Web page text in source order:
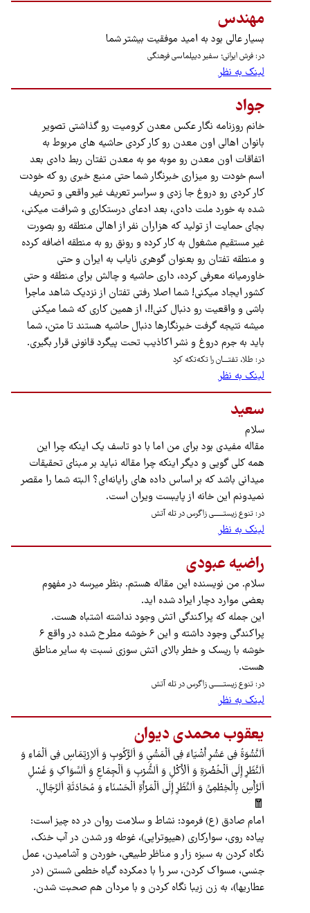
مهندس
بسیار عالی بود به امید موفقیت بیشتر شما
در: فرش ایرانی؛ سفیر دیپلماسی فرهنگی
لینک به نظر
جواد
خانم روزنامه نگار عکس معدن کرومیت رو گذاشتی تصویر
بانوان اهالی اون معدن رو کار کردی حاشیه های مربوط به
اتفاقات اون معدن رو موبه مو به معدن تفتان ربط دادی بعد
اسم خودت رو میزاری خبرنگار شما حتی منبع خبری رو که خودت
کار کردی رو دروغ جا زدی و سراسر تعریف غیر واقعی و تحریف
شده به خورد ملت دادی، بعد ادعای درستکاری و شرافت میکنی،
بجای حمایت از تولید که هزاران نفر از اهالی منطقه رو بصورت
غیر مستقیم مشغول به کار کرده و رونق رو به منطقه اضافه کرده
و منطقه تفتان رو بعنوان گوهری نایاب به ایران و حتی
خاورمیانه معرفی کرده، داری حاشیه و چالش برای منطقه و حتی
کشور ایجاد میکنی! شما اصلا رفتی تفتان از نزدیک شاهد ماجرا
باشی و واقعیت رو دنبال کنی!!، از همین کاری که شما میکنی
میشه نتیجه گرفت خبرنگارها دنبال حاشیه هستند تا متن، شما
باید به جرم دروغ و نشر اکاذیب تحت پیگرد قانونی قرار بگیری.
در: طلا، تفتــــان را تکه‌تکه کرد
لینک به نظر
سعید
سلام
مقاله مفیدی بود برای من اما با دو تاسف یک اینکه چرا این
همه کلی گویی و دیگر اینکه چرا مقاله نباید بر مبنای تحقیقات
میدانی باشد که بر اساس داده های رایانه‌ای؟ البته شما را مقصر
نمیدونم این خانه از پایبست ویران است.
در: تنوع زیستـــــــی زاگرس در تله آتش
لینک به نظر
راضیه عبودی
سلام. من نویسنده این مقاله هستم. بنظر میرسه در مفهوم
بعضی موارد دچار ایراد شده اید.
این جمله که پراکندگی اتش وجود نداشته اشتباه هست.
پراکندگی وجود داشته و این ۶ خوشه مطرح شده در واقع ۶
خوشه با ریسک و خطر بالای اتش سوزی نسبت به سایر مناطق
هست.
در: تنوع زیستـــــــی زاگرس در تله آتش
لینک به نظر
یعقوب محمدی دیوان
اَلنَّشْوَةُ فِي عَشْرِ أَشْيَاءَ فِي اَلْمَشْيِ وَ اَلرُّكُوبِ وَ اَلاِرْتِمَاسِ فِي اَلْمَاءِ وَ
اَلنَّظَرِ إِلَى اَلْخُضْرَةِ وَ اَلْأَكْلِ وَ اَلشُّرْبِ وَ اَلْجِمَاعِ وَ اَلسِّوَاكِ وَ غَسْلِ
اَلرَّأْسِ بِالْخِطْمِيِّ وَ اَلنَّظَرِ إِلَى اَلْمَرْأَةِ اَلْحَسْنَاءِ وَ مُحَادَثَةِ اَلرِّجَالِ.
🧧
امام صادق (ع) فرمود: نشاط و سلامت روان در ده چيز است:
پیاده روی، سوارکاری (هیپوتراپی)، غوطه ور شدن در آب خنک،
نگاه كردن به سبزه زار و مناظر طبیعی، خوردن و آشاميدن، عمل
جنسي، مسواك كردن، سر را با دمکرده گیاه خطمي شستن (در
عطاریها)، به زن زيبا نگاه كردن و با مردان هم صحبت شدن.